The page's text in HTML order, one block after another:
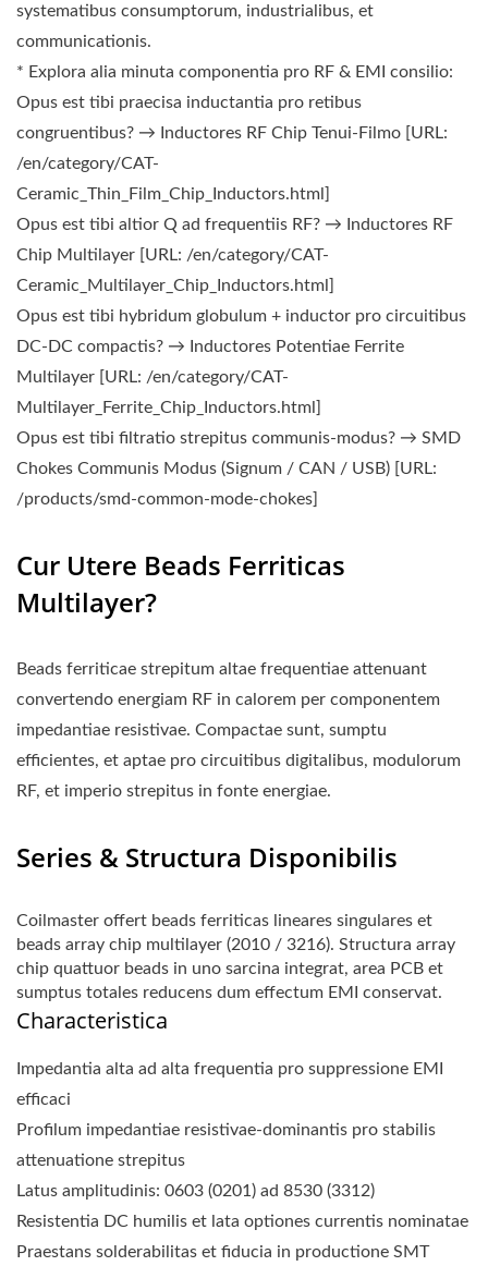
systematibus consumptorum, industrialibus, et
communicationis.
* Explora alia minuta componentia pro RF & EMI consilio:
Opus est tibi praecisa inductantia pro retibus
congruentibus? → Inductores RF Chip Tenui-Filmo [URL:
/en/category/CAT-
Ceramic_Thin_Film_Chip_Inductors.html]
Opus est tibi altior Q ad frequentiis RF? → Inductores RF
Chip Multilayer [URL: /en/category/CAT-
Ceramic_Multilayer_Chip_Inductors.html]
Opus est tibi hybridum globulum + inductor pro circuitibus
DC-DC compactis? → Inductores Potentiae Ferrite
Multilayer [URL: /en/category/CAT-
Multilayer_Ferrite_Chip_Inductors.html]
Opus est tibi filtratio strepitus communis-modus? → SMD
Chokes Communis Modus (Signum / CAN / USB) [URL:
/products/smd-common-mode-chokes]
Cur Utere Beads Ferriticas
Multilayer?
Beads ferriticae strepitum altae frequentiae attenuant
convertendo energiam RF in calorem per componentem
impedantiae resistivae. Compactae sunt, sumptu
efficientes, et aptae pro circuitibus digitalibus, modulorum
RF, et imperio strepitus in fonte energiae.
Series & Structura Disponibilis
Coilmaster offert beads ferriticas lineares singulares et
beads array chip multilayer (2010 / 3216). Structura array
chip quattuor beads in uno sarcina integrat, area PCB et
sumptus totales reducens dum effectum EMI conservat.
Characteristica
Impedantia alta ad alta frequentia pro suppressione EMI
efficaci
Profilum impedantiae resistivae-dominantis pro stabilis
attenuatione strepitus
Latus amplitudinis: 0603 (0201) ad 8530 (3312)
Resistentia DC humilis et lata optiones currentis nominatae
Praestans solderabilitas et fiducia in productione SMT